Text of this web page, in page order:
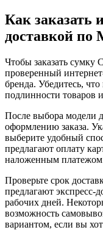
Как заказать
доставкой по
Чтобы заказать сумку
проверенный
бренда. Убедитесь,
подлинности товаров
После выбора модели
оформлению заказа.
выберите удобный
предлагают оплату
наложенным
Проверьте срок
предлагают экспресс-
рабочих дней.
возможность
вариантом, если вы